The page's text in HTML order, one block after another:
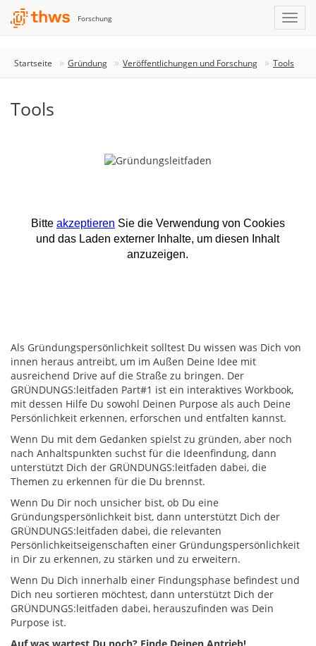
Forschung
Startseite Gründung Veröffentlichungen und Forschung Tools
Tools
Als Gründungspersönlichkeit solltest Du wissen was Dich von
innen heraus antreibt, um im Außen Deine Idee mit
ausreichend Drive auf die Straße zu bringen. Der
GRÜNDUNGS:leitfaden Part#1 ist ein interaktives Workbook,
mit dessen Hilfe Du sowohl Deinen Purpose als auch Deine
Persönlichkeit erkennen, erforschen und entfalten kannst.
Wenn Du mit dem Gedanken spielst zu gründen, aber noch
nach Anhaltspunkten suchst für die Ideenfindung, dann
unterstützt Dich der GRÜNDUNGS:leitfaden dabei, die
Themen zu erkennen für die Du brennst.
Wenn Du Dir noch unsicher bist, ob Du eine
Gründungspersönlichkeit bist, dann unterstützt Dich der
GRÜNDUNGS:leitfaden dabei, die relevanten
Persönlichkeitseigenschaften einer Gründungspersönlichkeit
in Dir zu erkennen, zu stärken und zu erweitern.
Wenn Du Dich innerhalb einer Findungsphase befindest und
Dich neu sortieren möchtest, dann unterstützt Dich der
GRÜNDUNGS:leitfaden dabei, herauszufinden was Dein
Purpose ist.